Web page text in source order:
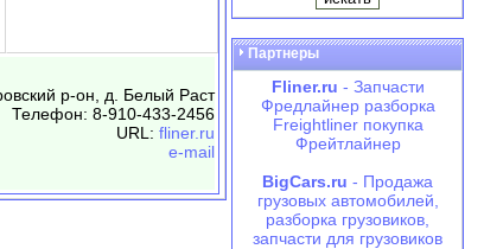
р-он, д. Белый Раст
Телефон: 8-910-433-2456
URL: fliner.ru
e-mail
Партнеры
Fliner.ru - Запчасти
Фредлайнер разборка
Freightliner покупка
Фрейтлайнер
BigCars.ru - Продажа
грузовых автомобилей,
разборка грузовиков,
запчасти для грузовиков